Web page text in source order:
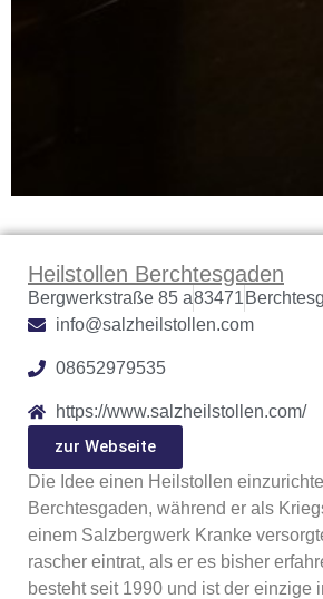
Heilstollen Berchtesgaden
Bergwerkstraße 85 a83471
info@salzheilstollen.com
08652979535
https://www.salzheilstollen.com/
zur Webseite
Die Idee einen Heilstollen
Berchtesgaden, während er als
einem Salzbergwerk Kranke
rascher eintrat, als er es bisher
besteht seit 1990 und ist der